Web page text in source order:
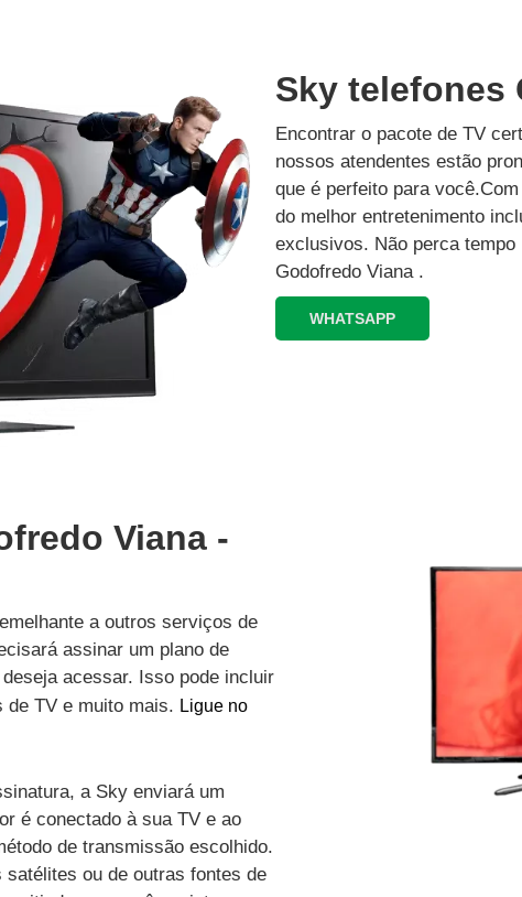
Sky telefones
Encontrar o pacote de TV
nossos atendentes estão
que é perfeito para
do melhor entretenimento
exclusivos.‍ Não perca
Godofredo Viana .
WHATSAPP
Viana -
a outros serviços de
assinar um plano de
acessar. Isso pode incluir
TV e muito mais. Ligue no
a Sky enviará um
é conectado à sua TV e ao
de transmissão escolhido.
ou de outras fontes de